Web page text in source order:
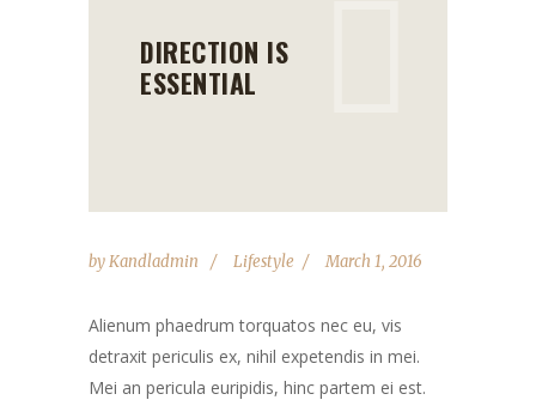
DIRECTION IS
ESSENTIAL
byKandladmin Lifestyle March 1, 2016
Alienum phaedrum torquatos nec eu, vis
detraxit periculis ex, nihil expetendis in mei.
Mei an pericula euripidis, hinc partem ei est.